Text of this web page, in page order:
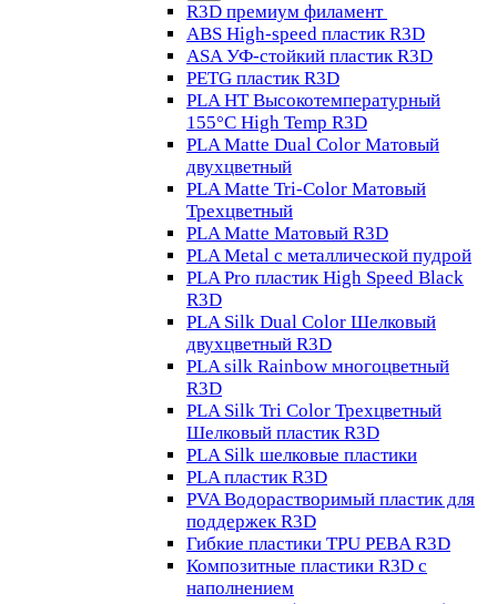
R3D премиум филамент
ABS High-speed пластик R3D
ASA УФ-стойкий пластик R3D
PETG пластик R3D
PLA HT Высокотемпературный
155°C High Temp R3D
PLA Matte Dual Color Матовый
двухцветный
PLA Matte Tri-Color Матовый
Трехцветный
PLA Matte Матовый R3D
PLA Metal с металлической пудрой
PLA Pro пластик High Speed Black
R3D
PLA Silk Dual Color Шелковый
двухцветный R3D
PLA silk Rainbow многоцветный
R3D
PLA Silk Tri Color Трехцветный
Шелковый пластик R3D
PLA Silk шелковые пластики
PLA пластик R3D
PVA Водорастворимый пластик для
поддержек R3D
Гибкие пластики TPU PEBA R3D
Композитные пластики R3D с
наполнением